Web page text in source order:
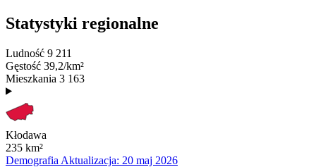
Statystyki regionalne
Ludność 9 211
Gęstość 39,2/km²
Mieszkania 3 163
Kłodawa
235 km²
Demografia Aktualizacja: 20 maj 2026